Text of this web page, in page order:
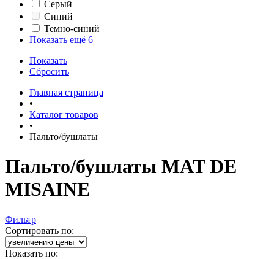
Серый
Синий
Темно-синий
Показать ещё 6
Показать
Сбросить
Главная страница
•
Каталог товаров
•
Пальто/бушлаты
Пальто/бушлаты MAT DE
MISAINE
Фильтр
Сортировать по:
Показать по: